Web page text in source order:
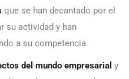
que se han decantado por el
su actividad y han
a su competencia.
del mundo empresarial y